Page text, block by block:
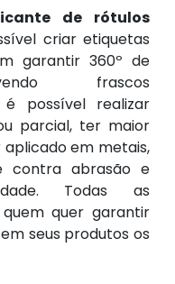
de rótulos
criar etiquetas
garantir 360º de
frascos
possível realizar
parcial, ter maior
aplicado em metais,
contra abrasão e
Todas as
quer garantir
seus produtos os